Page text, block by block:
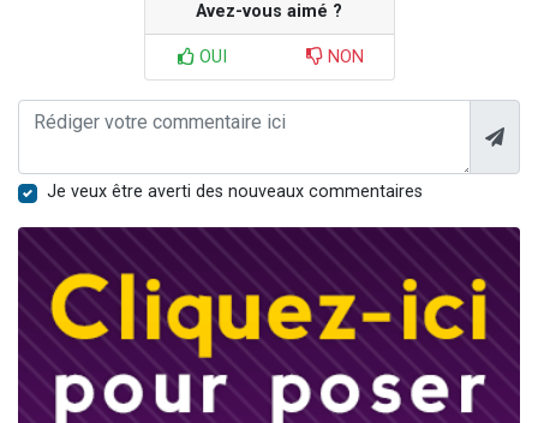
Avez-vous aimé ?
OUI NON
Je veux être averti des nouveaux commentaires